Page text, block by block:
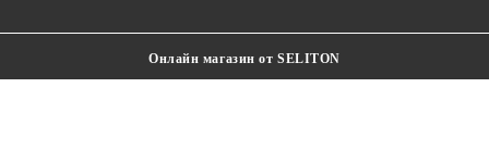
Онлайн магазин от SELITON